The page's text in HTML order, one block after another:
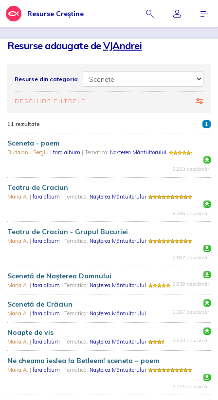
Resurse Creștine
Resurse adaugate deVJAndrei
Resurse din categoria
DESCHIDE FILTRELE
11 rezultate 1
Sceneta - poem
Budaianu Sergiu | fara album | Tematica: Nașterea Mântuitorului
8.283 descărcări
Teatru de Craciun
Maria A. | fara album | Tematica: Nașterea Mântuitorului
8.766 descărcări
Teatru de Craciun - Grupul Bucuriei
Maria A. | fara album | Tematica: Nașterea Mântuitorului
2.597 descărcări
Scenetă de Naşterea Domnului
Maria A. | fara album | Tematica: Nașterea Mântuitorului 3.639 descărcări
Scenetă de Crăciun
Maria A. | fara album | Tematica: Nașterea Mântuitorului 2.367 descărcări
Noapte de vis
Maria A. | fara album | Tematica: Nașterea Mântuitorului 3.613 descărcări
Ne cheama ieslea la Betleem! sceneta ~ poem
Maria A. | fara album | Tematica: Nașterea Mântuitorului
3.775 descărcări